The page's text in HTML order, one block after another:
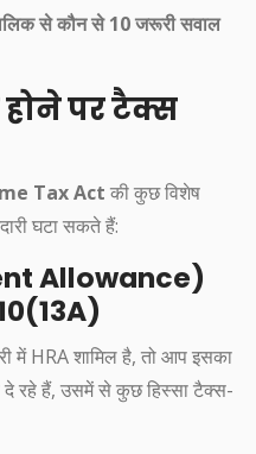
से कौन से 10 जरूरी सवाल
होने पर टैक्स
Tax Act की कुछ विशेष
घटा सकते हैं:
Allowance)
में HRA शामिल है, तो आप इसका
दे रहे हैं, उसमें से कुछ हिस्सा टैक्स-